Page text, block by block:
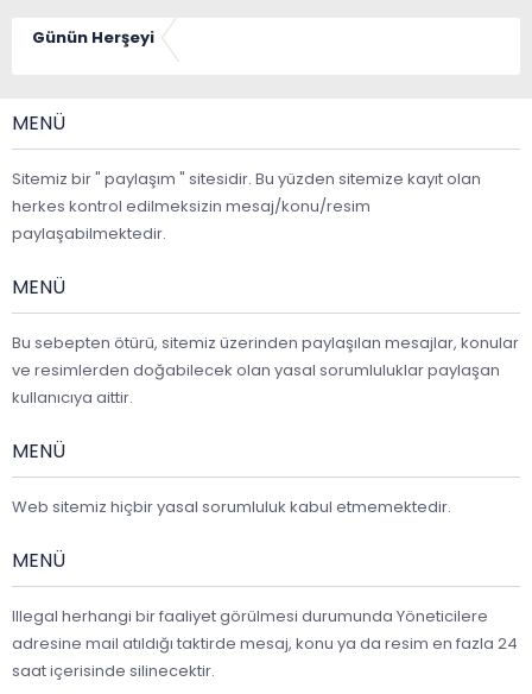
Günün Herşeyi
MENÜ
Sitemiz bir " paylaşım " sitesidir. Bu yüzden sitemize kayıt olan
herkes kontrol edilmeksizin mesaj/konu/resim
paylaşabilmektedir.
MENÜ
Bu sebepten ötürü, sitemiz üzerinden paylaşılan mesajlar, konular
ve resimlerden doğabilecek olan yasal sorumluluklar paylaşan
kullanıcıya aittir.
MENÜ
Web sitemiz hiçbir yasal sorumluluk kabul etmemektedir.
MENÜ
Illegal herhangi bir faaliyet görülmesi durumunda Yöneticilere
adresine mail atıldığı taktirde mesaj, konu ya da resim en fazla 24
saat içerisinde silinecektir.